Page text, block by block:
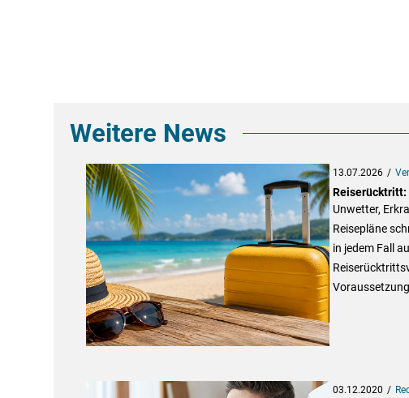
Weitere News
13.07.2026
Reiserücktritt:
Unwetter,
Reisepläne
in jedem Fall
03.12.2020